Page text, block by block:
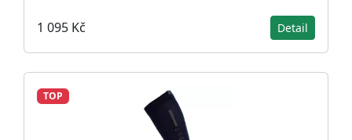
1 095 Kč Detail
TOP